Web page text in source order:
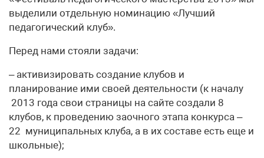
выделили отдельную номинацию «Лучший
педагогический клуб».
Перед нами стояли задачи:
– активизировать создание клубов и
планирование ими своей деятельности (к началу
2013 года свои страницы на сайте создали 8
клубов, к проведению заочного этапа конкурса –
22 муниципальных клуба, а в их составе есть еще и
школьные);